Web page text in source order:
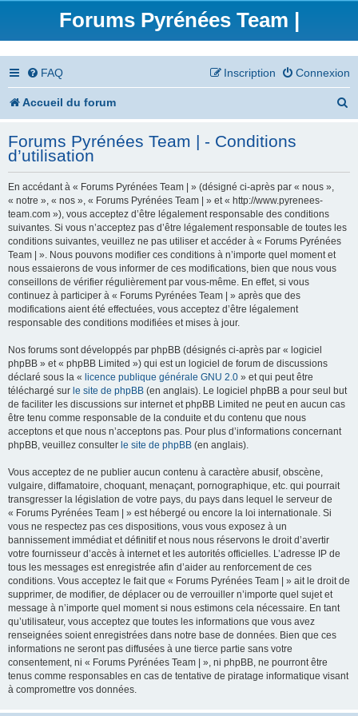
Forums Pyrénées Team |
FAQ Connexion
Inscription
Accueil du forum
h
Forums Pyrénées Team | - Conditions
d’utilisation
En accédant à « Forums Pyrénées Team | » (désigné ci-après par « nous »,
« notre », « nos », « Forums Pyrénées Team | » et « http://www.pyrenees-
team.com »), vous acceptez d’être légalement responsable des conditions
suivantes. Si vous n’acceptez pas d’être légalement responsable de toutes les
conditions suivantes, veuillez ne pas utiliser et accéder à « Forums Pyrénées
Team | ». Nous pouvons modifier ces conditions à n’importe quel moment et
nous essaierons de vous informer de ces modifications, bien que nous vous
conseillons de vérifier régulièrement par vous-même. En effet, si vous
continuez à participer à « Forums Pyrénées Team | » après que des
modifications aient été effectuées, vous acceptez d’être légalement
responsable des conditions modifiées et mises à jour.
Nos forums sont développés par phpBB (désignés ci-après par « logiciel
phpBB » et « phpBB Limited ») qui est un logiciel de forum de discussions
déclaré sous la « licence publique générale GNU 2.0 » et qui peut être
téléchargé sur le site de phpBB (en anglais). Le logiciel phpBB a pour seul but
de faciliter les discussions sur internet et phpBB Limited ne peut en aucun cas
être tenu comme responsable de la conduite et du contenu que nous
acceptons et que nous n’acceptons pas. Pour plus d’informations concernant
phpBB, veuillez consulter le site de phpBB (en anglais).
Vous acceptez de ne publier aucun contenu à caractère abusif, obscène,
vulgaire, diffamatoire, choquant, menaçant, pornographique, etc. qui pourrait
transgresser la législation de votre pays, du pays dans lequel le serveur de
« Forums Pyrénées Team | » est hébergé ou encore la loi internationale. Si
vous ne respectez pas ces dispositions, vous vous exposez à un
bannissement immédiat et définitif et nous nous réservons le droit d’avertir
votre fournisseur d’accès à internet et les autorités officielles. L’adresse IP de
tous les messages est enregistrée afin d’aider au renforcement de ces
conditions. Vous acceptez le fait que « Forums Pyrénées Team | » ait le droit de
supprimer, de modifier, de déplacer ou de verrouiller n’importe quel sujet et
message à n’importe quel moment si nous estimons cela nécessaire. En tant
qu’utilisateur, vous acceptez que toutes les informations que vous avez
renseignées soient enregistrées dans notre base de données. Bien que ces
informations ne seront pas diffusées à une tierce partie sans votre
consentement, ni « Forums Pyrénées Team | », ni phpBB, ne pourront être
tenus comme responsables en cas de tentative de piratage informatique visant
à compromettre vos données.